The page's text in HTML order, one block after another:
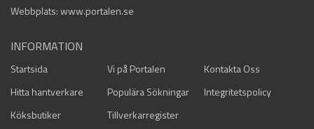
Webbplats: www.portalen.se
INFORMATION
Startsida Vi på Portalen
Kontakta Oss
Hitta hantverkare
Populära Sökningar
Integritetspolicy
Köksbutiker
Tillverkarregister